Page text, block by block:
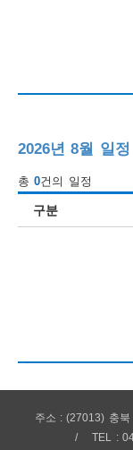
2026년 8월 일정
총0건의 일정
구분
주소 : (27013) 충북
TEL :